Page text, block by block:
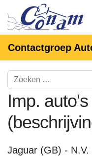
Contactgroep
Imp.
Jaguar (GB) - N.V.